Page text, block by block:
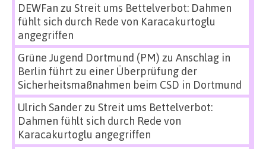
DEWFan zu Streit ums Bettelverbot: Dahmen
fühlt sich durch Rede von Karacakurtoglu
angegriffen
Grüne Jugend Dortmund (PM) zu Anschlag in
Berlin führt zu einer Überprüfung der
Sicherheitsmaßnahmen beim CSD in Dortmund
Ulrich Sanderzu Streit ums Bettelverbot:
Dahmen fühlt sich durch Rede von
Karacakurtoglu angegriffen